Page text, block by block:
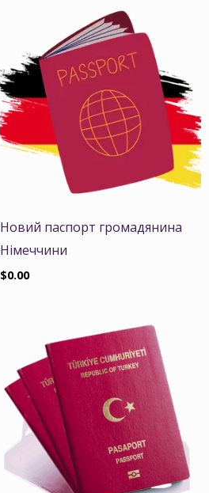
Новий паспорт громадянина
Німеччини
$0.00